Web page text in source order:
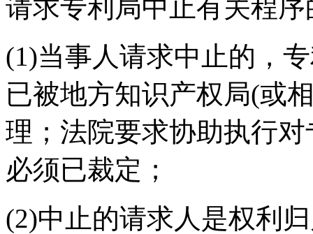
请求专利局中止有关程
(1)当事人请求中止的，
已被地方知识产权局(或
理；法院要求协助执行
必须已裁定；
(2)中止的请求人是权利